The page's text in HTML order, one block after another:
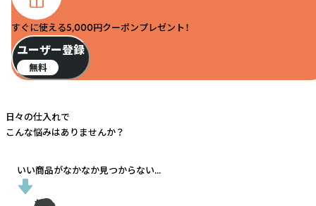
すぐに使える5,000円クーポンプレゼント！
ユーザー登録
無料
日々の仕入れで
こんな悩みはありませんか？
いい商品がなかなか見つからない...